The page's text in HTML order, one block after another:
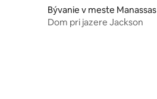
Bývanie v meste Manassas
Dom pri jazere Jackson